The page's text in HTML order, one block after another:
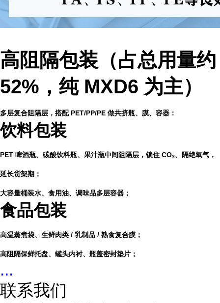
高阻隔包装（占总用量约
52%，纯 MXD6 为主）
多层复合阻隔层，搭配 PET/PP/PE 做共挤瓶、膜、容器：
饮料包装
PET 啤酒瓶、碳酸饮料瓶、果汁瓶中间阻隔层，锁住 CO₂、隔绝氧气，
延长货架期；
大容量桶装水、食用油、调味品多层容器；
食品包装
高温蒸煮袋、生鲜肉类 / 乳制品 / 熟食复合膜；
高阻隔保鲜托盘、罐头内衬、瓶盖密封垫片；
...
联系我们